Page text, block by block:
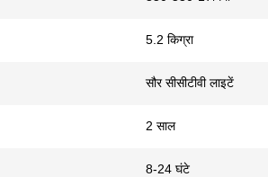
5.2 किग्रा
सौर सीसीटीवी लाइटें
2 साल
8-24 घंटे